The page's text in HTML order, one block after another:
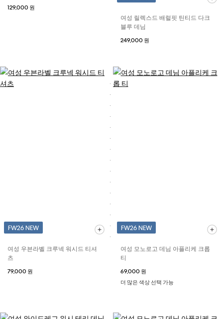
129,000 원
여성 릴렉스드 배럴핏 틴티드 다크
블루 데님
249,000 원
FW26 NEW
여성 우븐라벨 크루넥 워시드 티셔
츠
79,000 원
FW26 NEW
여성 모노로고 데님 아플리케 크롭
티
69,000 원
더 많은 색상 선택 가능